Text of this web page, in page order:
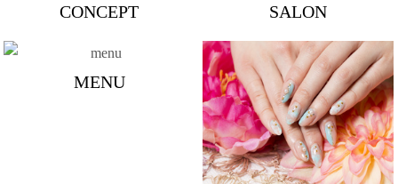
CONCEPT SALON
MENU